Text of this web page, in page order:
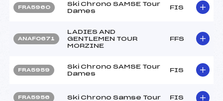
FRA5960
Ski Chrono SAMSE Tour
Dames
FIS
ANAF0671
LADIES AND
GENTLEMEN TOUR
MORZINE
FFS
FRA5959
Ski Chrono SAMSE Tour
Dames
FIS
FRA5956 Ski Chrono Samse Tour FIS